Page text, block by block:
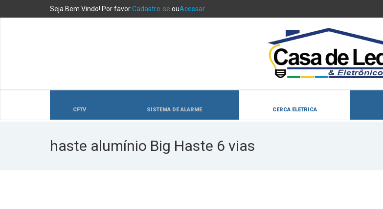
Seja Bem Vindo! Por favorCadastre-se ouAcessar
CFTV SISTEMA DE ALARME CERCA ELETRICA
haste alumínio Big Haste 6 vias